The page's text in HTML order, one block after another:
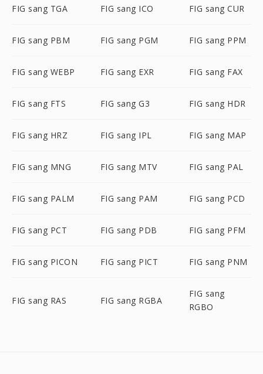
FIG sang TGA FIG sang ICO FIG sang CUR
FIG sang PBM FIG sang PGM FIG sang PPM
FIG sang WEBP FIG sang EXR FIG sang FAX
FIG sang FTS FIG sang G3 FIG sang HDR
FIG sang HRZ FIG sang IPL FIG sang MAP
FIG sang MNG FIG sang MTV FIG sang PAL
FIG sang PALM FIG sang PAM FIG sang PCD
FIG sang PCT FIG sang PDB FIG sang PFM
FIG sang PICON FIG sang PICT FIG sang PNM
FIG sang RAS FIG sang RGBA
FIG sang
RGBO